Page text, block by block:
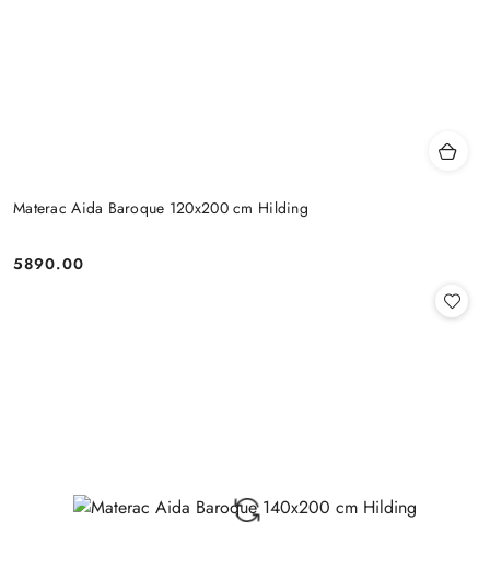
Materac Aida Baroque 120x200 cm Hilding
Cena:
5890.00